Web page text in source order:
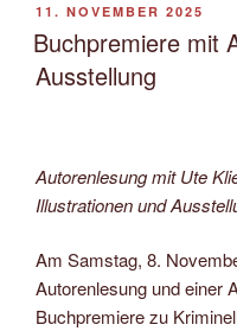
VERÖFFENTLICHT
AM
11. NOVEMBER 2025
Buchpremiere mit
Ausstellung
Autorenlesung mit Ute
Illustrationen und
Am Samstag, 8.
Autorenlesung und einer
Buchpremiere zu